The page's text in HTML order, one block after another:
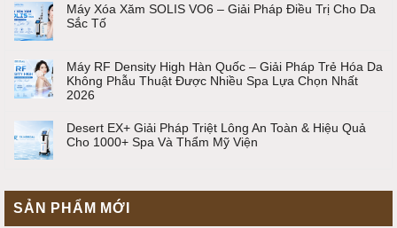
Máy Xóa Xăm SOLIS VO6 – Giải Pháp Điều Trị Cho Da
Sắc Tố
Máy RF Density High Hàn Quốc – Giải Pháp Trẻ Hóa Da
Không Phẫu Thuật Được Nhiều Spa Lựa Chọn Nhất
2026
Desert EX+ Giải Pháp Triệt Lông An Toàn & Hiệu Quả
Cho 1000+ Spa Và Thẩm Mỹ Viện
SẢN PHẨM MỚI